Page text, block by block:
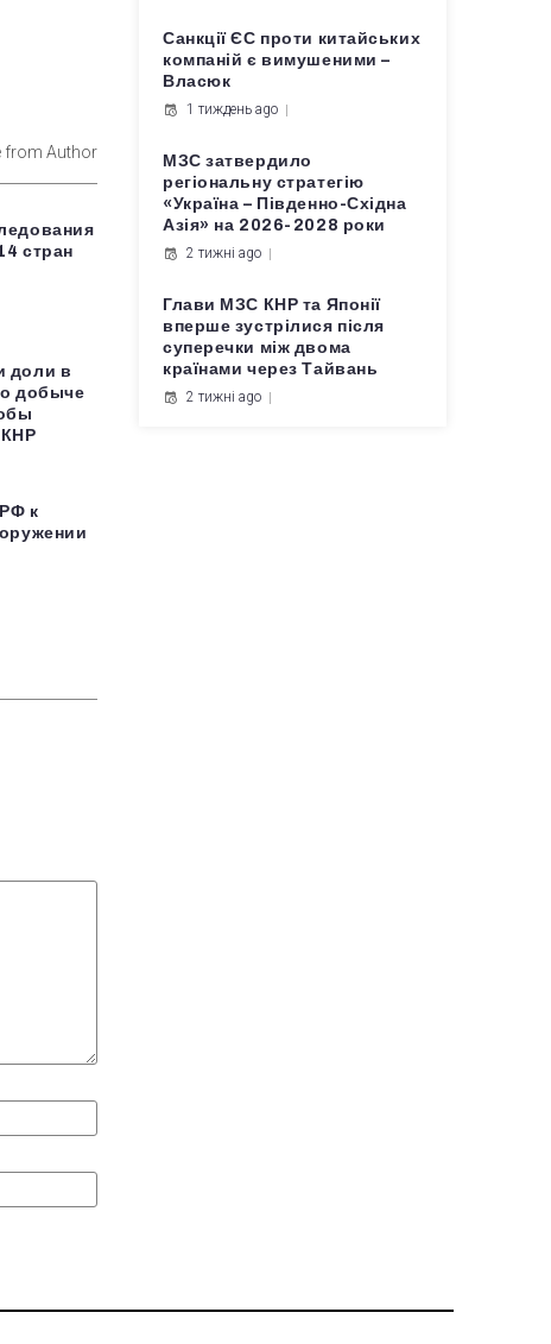
from Author
стран
доли в
добыче
КНР
к
Санкції ЄС проти китайських
компаній є вимушеними –
Власюк
1 тиждень ago
МЗС затвердило
регіональну стратегію
«Україна – Південно-Східна
Азія» на 2026-2028 роки
2 тижні ago
Глави МЗС КНР та Японії
вперше зустрілися після
суперечки між двома
країнами через Тайвань
2 тижні ago